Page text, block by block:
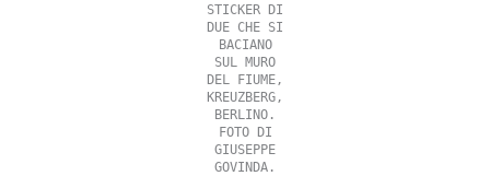
STICKER DI
DUE CHE SI
BACIANO
SUL MURO
DEL FIUME,
KREUZBERG,
BERLINO.
FOTO DI
GIUSEPPE
GOVINDA.